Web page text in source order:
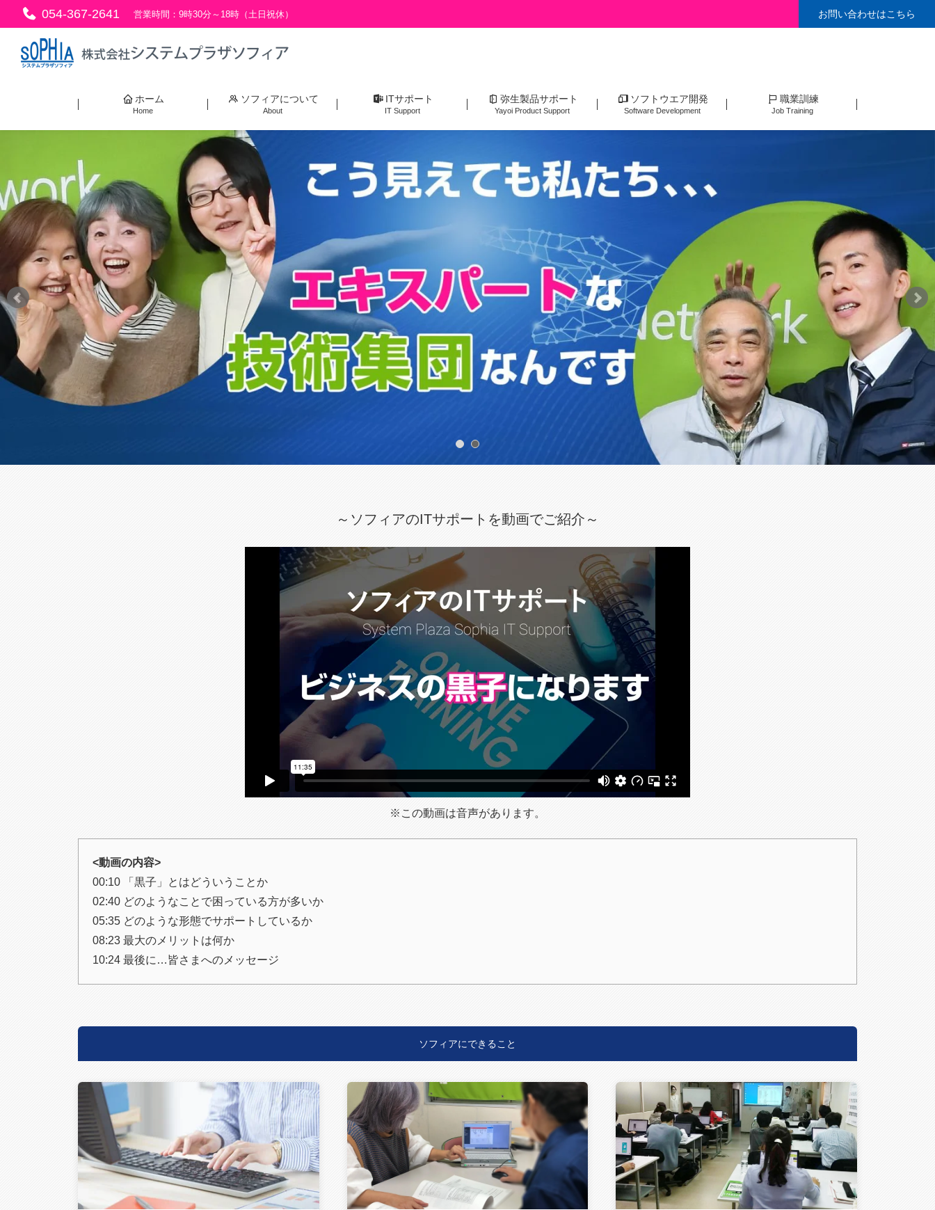
054-367-2641 営業時間：9時30分～18時（土日祝休） お問い合わせはこちら
ホーム
Home
ソフィアについて
About
ITサポート
IT Support
弥生製品サポート
Yayoi Product Support
ソフトウエア開発
Software Development
職業訓練
Job Training
～ソフィアのITサポートを動画でご紹介～
※この動画は音声があります。
<動画の内容>
00:10 「黒子」とはどういうことか
02:40 どのようなことで困っている方が多いか
05:35 どのような形態でサポートしているか
08:23 最大のメリットは何か
10:24 最後に…皆さまへのメッセージ
ソフィアにできること